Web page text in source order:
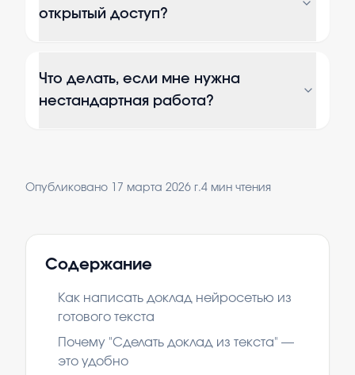
открытый доступ?
Что делать, если мне нужна
нестандартная работа?
Опубликовано 17 марта 2026 г.4 мин чтения
Содержание
Как написать доклад нейросетью из
готового текста
Почему "Сделать доклад из текста" —
это удобно